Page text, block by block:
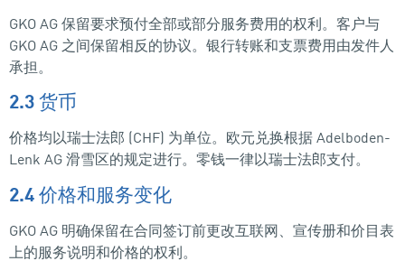
GKO AG 保留要求预付全部或部分服务费用的权利。客户与
GKO AG 之间保留相反的协议。银行转账和支票费用由发件人
承担。
2.3 货币
价格均以瑞士法郎 (CHF) 为单位。欧元兑换根据 Adelboden-
Lenk AG 滑雪区的规定进行。零钱一律以瑞士法郎支付。
2.4 价格和服务变化
GKO AG 明确保留在合同签订前更改互联网、宣传册和价目表
上的服务说明和价格的权利。